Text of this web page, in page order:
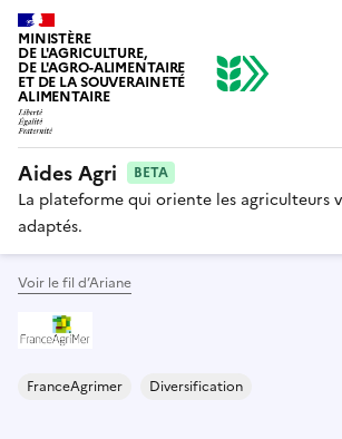
MINISTÈRE
DE L'AGRICULTURE,
DE L'AGRO-ALIMENTAIRE
ET DE LA SOUVERAINETÉ
ALIMENTAIRE
Aides Agri BETA
La plateforme qui oriente les agriculteurs
adaptés.
Voir le fil d’Ariane
FranceAgrimer Diversification